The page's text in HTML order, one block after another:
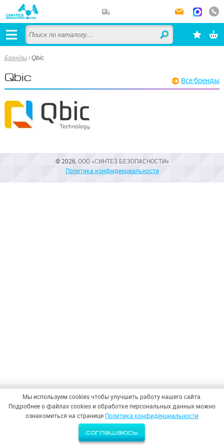
Бренды/Qbic
Qbic Все бренды
© 2026, ООО «СИНТЕЗ БЕЗОПАСНОСТИ»
Политика конфиденциальности
Мы используем cookies чтобы улучшить работу нашего сайта.
Подробнее о файлах cookies и обработке персональных данных можно
ознакомиться на странице Политика конфиденциальности
соглашаюсь